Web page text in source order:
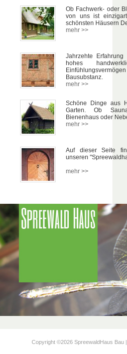
Ob Fachwerk- oder
von uns ist
schönsten Häusern
mehr >>
Jahrzehte
hohes
Bausubstanz.
mehr >>
Schöne Dinge aus
Garten. Ob
Bienenhaus oder
mehr >>
Auf dieser Seite
unseren
mehr >>
Copyright ©2026 SpreewaldHaus Bau |